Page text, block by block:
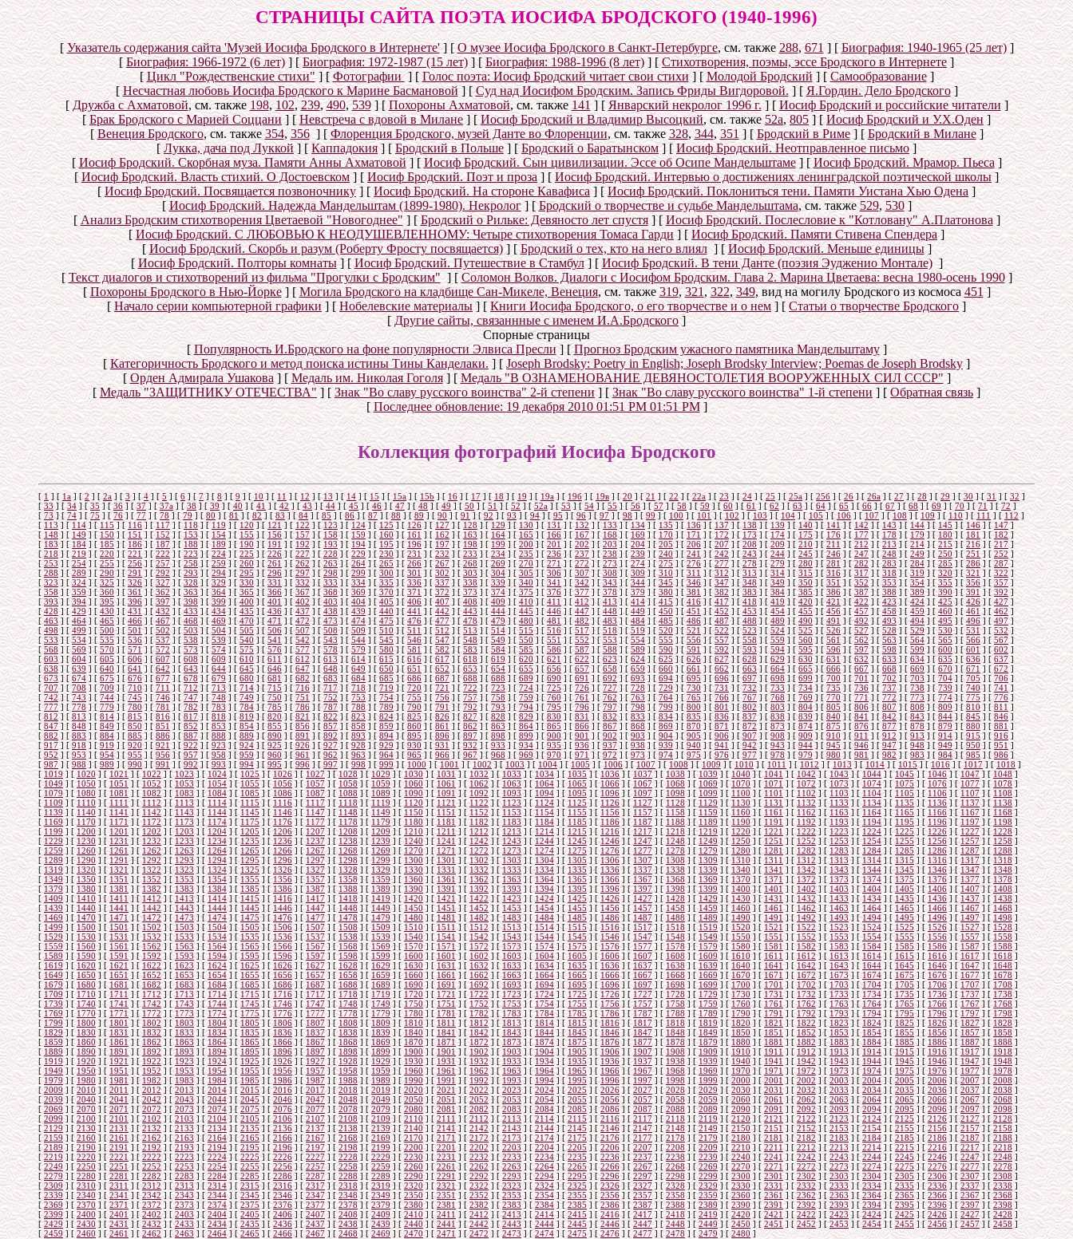
СТРАНИЦЫ САЙТА ПОЭТА ИОСИФА БРОДСКОГО (1940-1996)
[Указатель содержания сайта 'Музей Иосифа Бродского в Интернете'] [О музее Иосифа Бродского в Санкт-Петербурге, см. также288,671] [Биография: 1940-1965 (25 лет)]
[Биография: 1966-1972 (6 лет)] [Биография: 1972-1987 (15 лет)] [Биография: 1988-1996 (8 лет)] [Стихотворения, поэмы, эссе Бродского в Интернете]
[Цикл "Рождественские стихи" ] [Фотографии] [Голос поэта: Иосиф Бродский читает свои стихи] [Молодой Бродский] [ Самообразование]
[Несчастная любовь Иосифа Бродского к Марине Басмановой] [Суд над Иосифом Бродским. Запись Фриды Вигдоровой. ] [Я.Гордин. Дело Бродского]
[ Дружба с Ахматовой, см. также 198,102,239,490,539] [Похороны Ахматовой, см. также141] [ Январский некролог 1996 г.] [Иосиф Бродский и российские читатели]
[ Брак Бродского с Марией Соццани] [Невстреча с вдовой в Милане] [Иосиф Бродский и Владимир Высоцкий, см. также52а,805] [Иосиф Бродский и У.Х.Оден ]
[Венеция Бродского, см. также354, 356] [Флоренция Бродского, музей Данте во Флоренции, см. также328,344,351] [Бродский в Риме] [Бродский в Милане]
[Лукка, дача под Луккой] [Каппадокия] [Бродский в Польше] [Бродский о Баратынском] [Иосиф Бродский. Неотправленное письмо]
[Иосиф Бродский. Скорбная муза. Памяти Анны Ахматовой] [Иосиф Бродский. Сын цивилизации. Эссе об Осипе Мандельштаме] [Иосиф Бродский. Мрамор. Пьеса]
[Иосиф Бродский. Власть стихий. О Достоевском] [Иосиф Бродский. Поэт и проза] [Иосиф Бродский. Интервью о достижениях ленинградской поэтической школы]
[Иосиф Бродский. Посвящается позвоночнику ] [Иосиф Бродский. На стороне Кавафиса ] [Иосиф Бродский. Поклониться тени. Памяти Уистана Хью Одена ]
[Иосиф Бродский. Надежда Мандельштам (1899-1980). Некролог] [Бродский о творчестве и судьбе Мандельштама, см. также529,530]
[ Анализ Бродским стихотворения Цветаевой "Новогоднее"] [Бродский о Рильке: Девяносто лет спустя] [Иосиф Бродский. Послесловие к "Котловану" А.Платонова]
[ Иосиф Бродский. С ЛЮБОВЬЮ К НЕОДУШЕВЛЕННОМУ: Четыре стихотворения Томаса Гарди] [Иосиф Бродский. Памяти Стивена Спендера]
[Иосиф Бродский. Скорбь и разум (Роберту Фросту посвящается)] [Бродский о тех, кто на него влиял] [Иосиф Бродский. Меньше единицы]
[Иосиф Бродский. Полторы комнаты] [Иосиф Бродский. Путешествие в Стамбул] [ Иосиф Бродский. В тени Данте (поэзия Эудженио Монтале)]
[Текст диалогов и стихотворений из фильма "Прогулки с Бродским"] [ Соломон Волков. Диалоги с Иосифом Бродским. Глава 2. Марина Цветаева: весна 1980-осень 1990]
[Похороны Бродского в Нью-Йорке] [ Могила Бродского на кладбище Сан-Микеле, Венеция, см. также319, 321 , 322,349, вид на могилу Бродского из космоса451 ]
[Начало серии компьютерной графики] [ Нобелевские материалы] [Книги Иосифа Бродского, о его творчестве и о нем] [Статьи о творчестве Бродского]
[Другие сайты, связаннные с именем И.А.Бродского]
Спорные страницы
[ Популярность И.Бродского на фоне популярности Элвиса Пресли] [Прогноз Бродским ужасного памятника Мандельштаму]
[Категоричность Бродского и метод поиска истины Тины Канделаки.] [ Joseph Brodsky: Poetry in English; Joseph Brodsky Interview; Poemas de Joseph Brodsky]
[Орден Адмирала Ушакова ] [Медаль им. Николая Гоголя] [Медаль "В ОЗНАМЕНОВАНИЕ ДЕВЯНОСТОЛЕТИЯ ВООРУЖЕННЫХ СИЛ СССР"]
[Медаль "ЗАЩИТНИКУ ОТЕЧЕСТВА"] [Знак "Во славу русского воинства" 2-й степени] [Знак "Во славу русского воинства" 1-й степени ] [Обратная связь ]
[ Последнее обновление:19 декабря 2010 01:51 PM 01:51 PM]
Коллекция фотографий Иосифа Бродского
[1 ] [1а] [2] [2а ] [ 3] [4] [5 ] [ 6] [ 7] [ 8] [ 9] [10] [ 11 ] [ 12] [13 ] [ 14 ] [ 15] [15a ] [ 15b ] [16] [ 17] [18] [ 19 ] [19а ] [19б] [ 19в] [20 ] [21 ] [ 22] [22a ] [ 23] [24 ] [25 ] [ 25а] [ 25б ] [ 26 ] [26a] [ 27] [ 28] [29 ] [ 30 ] [31 ] [ 32]
[33] [34] [ 35] [36] [37] [37а] [38] [ 39] [40] [41] [42] [ 43] [44] [45] [ 46] [ 47 ] [48 ] [49] [50] [ 51] [ 52] [52а ] [53] [54] [ 55] [ 56] [57] [ 58 ] [59] [60] [61] [62 ] [63] [ 64] [65 ] [66 ] [67] [ 68] [69] [70 ] [71 ] [72]
[ 73] [74] [ 75 ] [ 76] [ 77 ] [78] [79 ] [ 80] [81] [ 82 ] [ 83] [84 ] [ 85 ] [86] [ 87] [88 ] [89] [ 90 ] [ 91 ] [92 ] [ 93] [94] [ 95 ] [96] [97 ] [ 98 ] [99] [ 100 ] [101 ] [102 ] [ 103] [104] [ 105] [106 ] [ 107 ] [108 ] [ 109] [110] [ 111 ] [112]
[113] [ 114] [ 115 ] [ 116] [117] [118] [119 ] [ 120] [ 121 ] [ 122 ] [ 123 ] [124 ] [125] [ 126] [127] [128] [ 129 ] [ 130 ] [ 131 ] [132] [133] [134 ] [ 135] [ 136] [ 137 ] [ 138 ] [139 ] [140] [ 141] [142] [143] [ 144] [ 145 ] [ 146] [147]
[ 148 ] [ 149] [150 ] [151 ] [152 ] [ 153] [ 154 ] [ 155 ] [156 ] [ 157 ] [ 158] [ 159] [160] [ 161 ] [ 162 ] [ 163 ] [ 164] [165 ] [166 ] [167] [ 168] [ 169 ] [ 170 ] [171 ] [ 172 ] [ 173] [ 174] [175] [ 176 ] [ 177 ] [ 178 ] [ 179] [180 ] [181 ] [182 ]
[ 183] [ 184 ] [ 185] [ 186] [ 187] [188 ] [189] [190 ] [ 191 ] [192 ] [193 ] [194 ] [ 195 ] [196] [ 197] [ 198] [ 199 ] [ 200] [201] [ 202] [203 ] [204] [205 ] [ 206 ] [207 ] [208 ] [209 ] [ 210 ] [211] [ 212] [213] [214 ] [ 215] [216] [ 217]
[218 ] [ 219] [ 220 ] [221] [ 222 ] [223 ] [ 224] [ 225 ] [226] [227 ] [228] [ 229] [ 230 ] [231] [ 232 ] [233 ] [ 234] [ 235 ] [236] [ 237 ] [238 ] [ 239] [ 240 ] [241] [242 ] [243 ] [ 244] [ 245 ] [246] [ 247 ] [248 ] [ 249] [ 250 ] [251] [ 252 ]
[253] [254] [255] [256] [ 257] [ 258 ] [259] [260] [261] [ 262] [263] [264 ] [265 ] [266 ] [267 ] [268] [269] [270 ] [271] [ 272] [ 273 ] [274] [275] [276] [ 277] [278] [279 ] [280 ] [281 ] [282 ] [283] [284] [285] [286] [ 287]
[ 288] [289 ] [290] [291] [ 292 ] [293] [294] [295 ] [ 296] [297] [298] [ 299 ] [300 ] [301] [ 302] [ 303] [304 ] [305] [306] [ 307 ] [308] [309] [310 ] [ 311 ] [312] [313] [ 314 ] [315 ] [316] [ 317] [ 318] [319 ] [320] [321] [ 322 ]
[ 323 ] [ 324 ] [ 325 ] [ 326 ] [327] [328 ] [329 ] [330] [ 331 ] [ 332 ] [333 ] [334 ] [ 335] [ 336] [337] [ 338 ] [ 339 ] [ 340 ] [ 341 ] [342] [343 ] [344] [345] [ 346] [ 347 ] [348 ] [349 ] [ 350] [ 351] [352] [ 353 ] [ 354 ] [ 355 ] [ 356 ] [357]
[ 358 ] [ 359] [360 ] [ 361] [362 ] [ 363 ] [364 ] [ 365 ] [366 ] [367 ] [368] [ 369 ] [ 370] [ 371 ] [ 372] [ 373 ] [ 374] [375 ] [ 376] [377] [ 378 ] [379 ] [ 380 ] [381 ] [382 ] [383] [ 384] [ 385] [ 386 ] [ 387] [ 388 ] [ 389] [390 ] [ 391] [392 ]
[393] [394 ] [ 395] [396] [ 397] [398] [ 399] [400] [ 401] [402 ] [403 ] [404] [405 ] [406] [407] [408] [409 ] [ 410] [411] [ 412] [413] [ 414] [415] [ 416] [417 ] [418 ] [419] [420 ] [421] [422 ] [423] [424 ] [ 425] [426] [ 427]
[428 ] [ 429] [ 430 ] [431 ] [ 432 ] [433 ] [ 434] [ 435 ] [436] [437 ] [ 438] [ 439] [ 440 ] [441] [ 442 ] [443 ] [ 444] [ 445 ] [446] [ 447 ] [448 ] [ 449] [ 450 ] [451] [452 ] [ 453 ] [ 454] [ 455 ] [456] [ 457 ] [458 ] [ 459] [ 460 ] [461 ] [ 462 ]
[ 463] [464] [465] [466] [ 467] [ 468 ] [469] [470] [471 ] [472] [473] [474 ] [ 475 ] [476 ] [477] [ 478] [479] [480] [481] [ 482] [ 483 ] [484] [485] [486 ] [487] [488] [489 ] [ 490 ] [491 ] [492] [ 493] [494] [495] [496] [ 497]
[ 498] [ 499 ] [500] [501] [ 502] [503] [504] [505 ] [ 506] [507 ] [508] [509] [510 ] [511] [ 512] [ 513] [ 514] [515] [516] [ 517] [518] [519] [520 ] [ 521 ] [522 ] [523] [524] [525 ] [526] [ 527] [ 528] [ 529 ] [530] [531] [ 532]
[ 533] [ 534 ] [ 535] [ 536 ] [ 537 ] [538 ] [539] [540 ] [ 541 ] [542 ] [543 ] [544 ] [ 545 ] [546] [ 547] [ 548] [ 549 ] [ 550] [ 551 ] [ 552 ] [553 ] [554] [555 ] [ 556] [557 ] [558 ] [559 ] [ 560 ] [561] [ 562] [ 563] [ 564 ] [ 565] [ 566 ] [ 567 ]
[ 568 ] [ 569] [570] [ 571] [572 ] [ 573] [574 ] [ 575 ] [576 ] [577 ] [578] [ 579 ] [580] [ 581 ] [ 582] [ 583 ] [ 584] [585] [ 586] [587 ] [ 588] [589 ] [ 590 ] [591 ] [592 ] [593] [ 594 ] [595] [ 596] [ 597] [ 598 ] [ 599] [600] [ 601] [602 ]
[603] [604 ] [605] [606] [607] [608] [ 609] [610] [ 611] [612 ] [613] [614] [615 ] [616] [617 ] [618] [619 ] [620] [621] [622] [623] [ 624] [625] [ 626] [627 ] [628] [629] [630 ] [631] [632 ] [633] [634 ] [635] [636] [637]
[638 ] [ 639 ] [ 640] [641 ] [642 ] [ 643 ] [644] [ 645] [ 646 ] [647 ] [ 648] [ 649] [ 650] [651 ] [652] [653 ] [ 654 ] [ 655] [656 ] [657 ] [ 658 ] [659] [ 660] [ 661 ] [662 ] [ 663] [ 664] [ 665] [666] [667] [668 ] [ 669 ] [ 670] [671 ] [672 ]
[673 ] [674 ] [ 675 ] [676] [ 677] [ 678 ] [679 ] [ 680] [681] [ 682] [683 ] [684 ] [ 685 ] [ 686 ] [687 ] [688 ] [688 ] [ 689 ] [690] [ 691 ] [ 692 ] [693 ] [ 694] [695] [ 696] [697] [698 ] [ 699 ] [ 700 ] [701 ] [702 ] [703 ] [ 704 ] [705] [ 706]
[ 707] [ 708] [709 ] [710] [ 711] [712] [ 713] [714 ] [ 715 ] [716 ] [717] [718] [719 ] [720] [721 ] [ 722] [ 723 ] [724 ] [725] [ 726] [727] [ 728] [729 ] [ 730 ] [731 ] [732] [733] [734 ] [735] [736 ] [ 737] [ 738] [739 ] [740] [ 741]
[ 742] [ 743 ] [744] [ 745 ] [ 746] [747 ] [748] [749 ] [ 750 ] [751 ] [752 ] [753 ] [ 754] [755] [ 756] [ 757] [ 758 ] [759] [ 760 ] [ 761] [762 ] [763] [764 ] [ 765 ] [766 ] [767 ] [768 ] [ 769 ] [770] [ 771] [ 772] [ 773 ] [774] [ 775 ] [ 776]
[777] [ 778] [779 ] [ 780] [781 ] [ 782] [783 ] [ 784] [785] [786 ] [787] [ 788 ] [789] [ 790 ] [791] [792 ] [ 793] [794 ] [ 795] [796 ] [ 797] [798 ] [ 799] [800] [801 ] [802] [ 803 ] [804] [ 805 ] [806] [807] [ 808] [809 ] [ 810] [811 ]
[812] [ 813 ] [814 ] [815 ] [816] [817] [ 818 ] [819 ] [ 820] [821 ] [ 822] [ 823] [824] [ 825 ] [ 826 ] [827] [ 828 ] [829 ] [830 ] [831 ] [832] [ 833 ] [834 ] [ 835] [836 ] [ 837] [ 838] [839] [ 840 ] [ 841 ] [842] [ 843 ] [844 ] [845 ] [846]
[ 847] [ 848] [ 849] [850 ] [ 851] [ 852 ] [853] [854] [855 ] [856 ] [ 857 ] [858] [ 859 ] [860 ] [861 ] [ 862] [ 863] [ 864] [865 ] [ 866] [ 867 ] [868] [869] [870 ] [871 ] [ 872 ] [873] [ 874 ] [875 ] [876] [ 877] [ 878] [ 879] [880 ] [ 881]
[882 ] [883] [ 884 ] [885] [ 886 ] [887 ] [888 ] [ 889] [890] [ 891] [892 ] [ 893] [ 894 ] [ 895] [896 ] [897 ] [898] [ 899 ] [900] [ 901 ] [902 ] [903 ] [ 904] [905] [ 906] [907] [ 908] [ 909 ] [ 910] [911 ] [912 ] [913] [ 914 ] [915] [ 916 ]
[917] [ 918] [919] [ 920] [ 921] [922] [ 923 ] [924] [925] [926 ] [927] [928 ] [929 ] [ 930] [931 ] [932] [ 933] [934] [ 935] [ 936] [937] [ 938 ] [939] [940] [941 ] [942] [943 ] [944 ] [ 945] [946 ] [947] [ 948] [949] [ 950] [ 951]
[ 952] [ 953 ] [954] [955 ] [ 956] [957] [958] [959 ] [ 960 ] [961 ] [ 962 ] [963 ] [964] [965] [ 966] [ 967] [ 968 ] [969] [970 ] [ 971] [972] [973] [974 ] [ 975 ] [976 ] [ 977 ] [978 ] [979] [980] [ 981] [ 982] [ 983 ] [984] [985 ] [ 986]
[987] [ 988 ] [ 989 ] [990 ] [991] [992] [993 ] [ 994] [ 995] [ 996 ] [ 997 ] [998 ] [999] [ 1000 ] [1001 ] [ 1002 ] [1003 ] [ 1004] [1005 ] [1006] [1007 ] [ 1008] [ 1009] [1010] [ 1011 ] [1012 ] [ 1013 ] [ 1014 ] [ 1015] [1016 ] [1017] [1018 ]
[ 1019 ] [ 1020] [ 1021] [ 1022 ] [1023 ] [1024 ] [1025 ] [1026] [1027] [1028 ] [ 1029 ] [ 1030] [1031] [ 1032 ] [ 1033 ] [ 1034] [1035 ] [1036 ] [1037] [1038] [1039] [ 1040] [ 1041 ] [1042] [ 1043 ] [ 1044 ] [ 1045] [1046 ] [ 1047 ] [1048 ]
[ 1049] [ 1050 ] [1051 ] [1052] [1053 ] [ 1054] [1055] [1056] [1057 ] [ 1058] [ 1059] [ 1060] [ 1061 ] [1062] [1063 ] [1064 ] [ 1065] [1066] [ 1067] [1068 ] [ 1069] [ 1070] [ 1071] [ 1072 ] [1073 ] [1074 ] [1075 ] [ 1076] [1077] [ 1078]
[1079] [ 1080] [ 1081 ] [1082] [1083 ] [1084] [ 1085] [1086] [1087] [ 1088 ] [ 1089 ] [1090] [ 1091 ] [ 1092 ] [1093] [ 1094 ] [1095 ] [1096] [1097] [1098] [ 1099 ] [ 1100] [1101] [ 1102 ] [ 1103 ] [1104] [ 1105 ] [1106 ] [1107] [ 1108 ]
[1109 ] [1110 ] [1111 ] [1112] [ 1113] [1114] [1115] [ 1116] [1117] [1118] [1119 ] [1120 ] [1121 ] [1122 ] [1123] [ 1124] [ 1125] [ 1126] [ 1127 ] [1128] [1129] [1130 ] [1131 ] [1132] [1133] [1134] [1135] [ 1136] [ 1137] [ 1138]
[ 1139] [ 1140] [1141] [1142 ] [1143 ] [ 1144] [1145] [ 1146] [1147 ] [1148] [1149] [1150 ] [ 1151 ] [1152] [1153] [1154 ] [ 1155] [1156] [ 1157] [1158 ] [1159] [ 1160 ] [1161] [ 1162] [ 1163] [1164] [1165 ] [ 1166] [1167] [ 1168]
[ 1169] [1170] [1171 ] [1172 ] [ 1173] [ 1174] [ 1175] [1176 ] [1177 ] [ 1178 ] [ 1179] [1180] [1181] [1182 ] [1183 ] [ 1184] [ 1185] [1186] [1187 ] [ 1188 ] [ 1189 ] [ 1190] [1191] [1192 ] [1193 ] [ 1194] [ 1195] [1196] [1197] [1198 ]
[ 1199 ] [1200] [ 1201 ] [1202 ] [1203 ] [1204 ] [ 1205 ] [1206] [ 1207] [1208 ] [ 1209] [ 1210 ] [1211] [ 1212 ] [1213 ] [ 1214] [1215 ] [ 1216] [1217] [ 1218] [1219 ] [ 1220] [ 1221 ] [ 1222] [ 1223 ] [1224 ] [ 1225] [1226 ] [ 1227] [1228 ]
[1229] [ 1230 ] [1231 ] [1232] [1233] [ 1234] [1235] [1236] [1237 ] [ 1238] [ 1239] [1240] [ 1241 ] [1242] [1243] [1244 ] [ 1245] [1246] [1247] [1248 ] [ 1249] [ 1250] [1251] [ 1252 ] [1253 ] [1254] [1255 ] [ 1256] [1257] [ 1258]
[1259] [ 1260 ] [ 1261 ] [1262] [1263 ] [1264] [ 1265] [ 1266] [1267] [ 1268 ] [ 1269 ] [1270] [ 1271 ] [ 1272 ] [ 1273] [ 1274 ] [1275 ] [1276] [ 1277] [1278] [ 1279 ] [ 1280 ] [1281] [ 1282 ] [ 1283 ] [ 1284] [ 1285 ] [ 1286 ] [1287 ] [ 1288 ]
[ 1289 ] [1290 ] [1291 ] [1292 ] [1293] [1294] [1295] [ 1296] [1297] [ 1298] [1299 ] [ 1300 ] [ 1301 ] [ 1302 ] [1303 ] [1304] [ 1305] [ 1306] [ 1307] [1308] [1309] [1310 ] [ 1311 ] [ 1312 ] [ 1313] [1314 ] [1315 ] [ 1316 ] [ 1317] [ 1318]
[ 1319] [ 1320 ] [1321] [1322 ] [1323 ] [ 1324] [1325] [1326] [1327 ] [1328] [ 1329] [1330] [ 1331 ] [1332 ] [1333] [1334 ] [1335] [1336] [1337] [1338 ] [1339] [ 1340] [1341] [ 1342] [1343 ] [1344] [1345 ] [1346] [1347] [ 1348]
[ 1349] [ 1350 ] [1351 ] [1352 ] [1353 ] [ 1354] [1355 ] [1356] [1357 ] [ 1358] [ 1359] [1360] [1361 ] [1362 ] [1363 ] [1364] [ 1365] [1366] [1367] [ 1368 ] [ 1369] [ 1370] [1371] [1372 ] [1373 ] [1374] [ 1375] [1376] [1377] [ 1378]
[ 1379] [1380] [ 1381 ] [1382 ] [1383 ] [1384 ] [1385 ] [1386] [ 1387] [1388 ] [ 1389] [ 1390] [1391] [ 1392 ] [1393 ] [1394] [1395 ] [1396] [1397] [ 1398] [1399] [ 1400] [ 1401 ] [1402] [ 1403 ] [1404 ] [1405] [1406 ] [ 1407] [1408]
[1409] [1410] [1411] [1412] [1413] [ 1414] [1415] [1416] [ 1417 ] [1418] [ 1419] [1420 ] [1421 ] [ 1422] [1423] [1424] [ 1425] [1426] [1427] [1428 ] [1429] [ 1430] [1431 ] [1432] [ 1433 ] [1434] [1435] [ 1436 ] [1437] [1438]
[ 1439] [1440 ] [ 1441 ] [1442] [1443] [ 1444] [ 1445] [1446] [1447 ] [ 1448 ] [ 1449] [ 1450] [ 1451 ] [ 1452 ] [ 1453 ] [1454] [ 1455 ] [ 1456] [ 1457] [1458 ] [ 1459 ] [ 1460] [ 1461] [ 1462 ] [ 1463 ] [ 1464 ] [ 1465 ] [ 1466 ] [ 1467 ] [ 1468]
[1469 ] [ 1470 ] [ 1471 ] [1472] [ 1473] [ 1474 ] [ 1475] [1476 ] [1477] [ 1478 ] [1479 ] [1480 ] [ 1481 ] [ 1482] [1483] [ 1484 ] [ 1485 ] [ 1486] [1487 ] [1488 ] [ 1489 ] [1490] [1491 ] [ 1492 ] [ 1493] [1494] [ 1495 ] [ 1496 ] [ 1497] [ 1498 ]
[ 1499] [ 1500 ] [1501] [1502 ] [1503 ] [ 1504] [1505] [1506] [1507 ] [1508] [ 1509 ] [ 1510] [ 1511 ] [1512 ] [1513 ] [ 1514 ] [1515] [1516] [1517] [1518] [1519] [ 1520] [1521] [ 1522] [1523 ] [1524] [ 1525 ] [1526] [ 1527] [ 1528 ]
[ 1529] [ 1530] [1531 ] [1532 ] [1533 ] [ 1534] [1535] [ 1536] [1537 ] [1538] [ 1539] [1540] [1541] [1542 ] [1543 ] [1544] [ 1545] [1546] [ 1547] [ 1548 ] [ 1549] [ 1550 ] [1551] [1552] [1553 ] [ 1554] [1555] [ 1556] [1557] [ 1558]
[1559 ] [1560] [ 1561 ] [1562] [1563] [1564 ] [1565] [1566] [ 1567] [1568 ] [ 1569] [1570 ] [1571] [ 1572 ] [1573] [ 1574] [1575 ] [1576] [1577] [ 1578] [1579] [ 1580] [ 1581 ] [1582] [ 1583 ] [1584] [ 1585] [1586 ] [ 1587] [1588 ]
[1589 ] [ 1590] [1591] [1592] [1593 ] [ 1594] [1595] [ 1596] [1597 ] [1598] [ 1599 ] [1600] [1601] [ 1602 ] [ 1603] [ 1604] [ 1605] [1606] [1607] [1608 ] [1609] [ 1610 ] [1611 ] [1612] [ 1613 ] [ 1614] [ 1615] [ 1616 ] [1617 ] [1618 ]
[ 1619 ] [1620 ] [ 1621 ] [1622 ] [1623] [1624] [1625] [ 1626] [1627] [ 1628] [ 1629] [ 1630] [ 1631 ] [ 1632 ] [ 1633 ] [1634] [1635 ] [1636] [ 1637] [1638] [ 1639] [ 1640 ] [1641 ] [ 1642 ] [1643 ] [ 1644] [1645 ] [1646] [1647 ] [ 1648]
[1649 ] [ 1650 ] [ 1651 ] [1652] [ 1653] [1654 ] [ 1655] [1656 ] [ 1657] [ 1658 ] [1659 ] [1660 ] [ 1661 ] [ 1662] [1663] [ 1664 ] [1665 ] [1666] [1667 ] [1668] [ 1669 ] [1670] [1671 ] [ 1672 ] [ 1673] [1674] [ 1675 ] [1676 ] [1677] [ 1678 ]
[1679] [1680 ] [1681 ] [1682] [1683] [1684] [1685] [1686] [1687] [1688] [ 1689 ] [1690] [ 1691 ] [1692 ] [1693] [1694] [ 1695] [ 1696] [1697] [ 1698] [1699] [ 1700] [1701] [ 1702] [1703 ] [1704] [1705 ] [ 1706] [ 1707] [ 1708]
[ 1709] [ 1710] [1711 ] [ 1712 ] [1713 ] [ 1714] [1715 ] [ 1716] [1717 ] [1718] [ 1719] [ 1720] [ 1721] [1722 ] [ 1723 ] [1724 ] [ 1725] [1726 ] [ 1727] [1728 ] [ 1729] [ 1730 ] [1731] [ 1732] [1733 ] [ 1734] [1735 ] [ 1736] [1737 ] [ 1738]
[1739] [1740] [ 1741 ] [1742 ] [ 1743] [ 1744 ] [1745] [1746 ] [1747 ] [ 1748] [ 1749] [1750] [1751] [ 1752 ] [ 1753] [ 1754] [1755 ] [1756] [1757 ] [1758 ] [ 1759] [ 1760] [1761] [1762 ] [1763 ] [ 1764] [ 1765] [1766] [1767 ] [1768 ]
[ 1769 ] [ 1770] [ 1771] [ 1772 ] [1773 ] [1774 ] [1775 ] [1776] [1777] [1778 ] [ 1779 ] [ 1780] [1781] [ 1782 ] [ 1783 ] [ 1784] [1785 ] [1786 ] [1787] [1788] [1789] [ 1790] [ 1791 ] [1792] [ 1793 ] [ 1794 ] [ 1795] [1796 ] [ 1797 ] [1798 ]
[ 1799] [ 1800 ] [1801 ] [1802] [1803 ] [ 1804] [1805] [1806] [1807 ] [ 1808] [ 1809] [ 1810] [ 1811 ] [1812] [1813 ] [1814 ] [ 1815] [1816] [ 1817] [1818 ] [ 1819] [ 1820] [ 1821] [ 1822 ] [1823 ] [1824 ] [1825 ] [ 1826] [1827] [ 1828]
[1829] [ 1830] [ 1831 ] [1832] [1833 ] [1834] [ 1835] [1836] [1837] [ 1838 ] [ 1839 ] [1840] [ 1841 ] [ 1842 ] [1843] [ 1844 ] [1845 ] [1846] [1847] [1848] [ 1849 ] [ 1850] [1851] [ 1852 ] [ 1853 ] [1854] [ 1855 ] [1856 ] [1857] [ 1858 ]
[1859 ] [1860 ] [1861 ] [1862] [ 1863] [1864] [1865] [ 1866] [1867] [1868] [1869 ] [1870 ] [1871 ] [1872 ] [1873] [ 1874] [ 1875] [ 1876] [ 1877 ] [1878] [1879] [1880 ] [1881 ] [1882] [1883] [1884] [1885] [ 1886] [ 1887] [ 1888]
[ 1889] [ 1890] [1891] [1892 ] [1893 ] [ 1894] [1895] [ 1896] [1897 ] [1898] [1899] [1900 ] [ 1901 ] [1902] [1903] [1904 ] [ 1905] [1906] [ 1907] [1908 ] [1909] [ 1910 ] [1911] [ 1912] [ 1913] [1914] [1915 ] [ 1916] [1917] [ 1918]
[ 1919] [1920] [1921 ] [1922 ] [ 1923] [ 1924] [ 1925] [1926 ] [1927 ] [ 1928 ] [ 1929] [1930] [1931] [1932 ] [1933 ] [ 1934] [ 1935] [1936] [1937 ] [ 1938 ] [ 1939 ] [ 1940] [1941] [1942 ] [1943 ] [ 1944] [ 1945] [1946] [1947] [1948 ]
[ 1949 ] [1950] [ 1951 ] [1952 ] [1953 ] [1954 ] [ 1955 ] [1956] [ 1957] [1958 ] [ 1959] [ 1960 ] [1961] [ 1962 ] [1963 ] [ 1964] [1965 ] [ 1966] [1967] [ 1968] [1969 ] [ 1970] [ 1971 ] [ 1972] [ 1973 ] [1974 ] [ 1975] [1976 ] [ 1977] [1978 ]
[1979] [ 1980 ] [1981 ] [1982] [1983] [ 1984] [1985] [1986] [1987 ] [ 1988] [ 1989] [1990] [ 1991 ] [1992] [1993] [1994 ] [ 1995] [1996] [1997] [1998 ] [ 1999] [ 2000] [2001] [ 2002 ] [2003 ] [2004] [2005 ] [ 2006] [2007] [2008]
[2009] [ 2010 ] [2011 ] [2012] [2013 ] [2014] [ 2015] [ 2016] [2017] [ 2018 ] [ 2019 ] [2020] [ 2021 ] [ 2022 ] [2023] [2024 ] [2025 ] [2026] [ 2027] [2028] [ 2029 ] [ 2030 ] [2031] [ 2032 ] [ 2033 ] [ 2034] [ 2035 ] [2036 ] [2037 ] [ 2038 ]
[ 2039 ] [2040 ] [2041 ] [2042 ] [2043] [2044] [2045] [ 2046] [2047] [ 2048] [2049 ] [ 2050 ] [2051 ] [2052 ] [2053 ] [2054] [2055] [2056] [ 2057] [2058] [2059] [2060 ] [ 2061 ] [ 2062 ] [ 2063] [2064 ] [2065 ] [ 2066 ] [ 2067] [ 2068]
[ 2069] [ 2070 ] [2071] [2072 ] [2073 ] [ 2074] [2075] [2076] [2077 ] [2078] [ 2079] [2080] [ 2081 ] [2082 ] [2083] [2084 ] [2085] [2086] [2087] [2088 ] [2089] [ 2090] [2091] [ 2092] [2093 ] [2094] [2095 ] [2096] [2097] [2098]
[ 2099] [ 2100 ] [2101 ] [2102 ] [2103 ] [ 2104] [2105 ] [2106] [2107 ] [ 2108] [ 2109] [2110] [2111 ] [2112 ] [2113 ] [2114] [ 2115] [2116] [2117] [2118 ] [ 2119] [ 2120] [2121] [2122 ] [2123 ] [2124] [2125] [2126] [2127] [2128]
[ 2129] [2130] [ 2131 ] [2132 ] [2133 ] [2134 ] [2135 ] [2136] [2137] [2138 ] [ 2139] [ 2140] [2141] [ 2142 ] [2143 ] [2144] [2145 ] [2146] [2147] [ 2148] [2149] [ 2150] [ 2151 ] [2152] [ 2153 ] [2154 ] [2155] [2156 ] [2157] [2158]
[2159] [2160] [2161] [2162] [2163] [ 2164] [2165] [2166] [ 2167 ] [2168] [2169] [2170 ] [2171 ] [2172] [2173] [2174] [ 2175] [2176] [2177] [2178 ] [2179] [ 2180] [2181 ] [2182] [ 2183 ] [2184] [2185] [ 2186 ] [2187] [2188]
[2189] [2190 ] [2191 ] [2192] [2193] [ 2194] [ 2195] [2196] [2197 ] [ 2198 ] [ 2199] [ 2200] [2201 ] [ 2202 ] [2203 ] [2204] [ 2205 ] [ 2206] [2207] [2208 ] [ 2209 ] [ 2210] [ 2211] [ 2212 ] [ 2213 ] [ 2214 ] [2215 ] [ 2216 ] [ 2217 ] [ 2218]
[2219 ] [2220 ] [ 2221 ] [2222] [ 2223] [2224 ] [ 2225] [2226 ] [2227] [ 2228 ] [2229 ] [2230 ] [ 2231 ] [ 2232] [2233] [ 2234 ] [ 2235 ] [ 2236] [2237 ] [2238 ] [ 2239 ] [2240] [2241 ] [ 2242 ] [ 2243] [2244] [ 2245 ] [ 2246 ] [ 2247] [2248 ]
[ 2249] [ 2250 ] [2251] [2252 ] [2253 ] [ 2254] [2255] [2256] [2257 ] [2258] [ 2259 ] [ 2260] [ 2261 ] [2262 ] [2263 ] [2264 ] [2265] [2266] [2267] [2268] [2269] [ 2270] [2271] [ 2272] [2273 ] [2274] [ 2275 ] [2276] [2277] [2278 ]
[ 2279] [ 2280] [2281 ] [2282 ] [2283 ] [ 2284] [2285] [2286] [2287 ] [2288] [ 2289] [2290] [2291] [2292 ] [2293 ] [2294] [ 2295] [2296] [ 2297] [2298 ] [2299] [ 2300 ] [2301] [2302] [2303 ] [2304] [2305] [ 2306] [2307] [ 2308]
[2309 ] [2310] [ 2311 ] [2312] [2313] [2314 ] [2315] [2316] [ 2317] [2318 ] [ 2319] [2320 ] [2321] [ 2322 ] [2323] [2324] [2325 ] [2326] [2327] [ 2328] [2329] [ 2330] [2331 ] [2332] [ 2333 ] [2334] [ 2335] [2336 ] [2337] [2338 ]
[2339 ] [ 2340] [2341] [2342] [2343 ] [ 2344] [2345] [ 2346] [2347 ] [2348] [ 2349 ] [2350] [2351] [2352 ] [2353] [2354] [ 2355] [2356] [2357] [2358 ] [2359] [ 2360 ] [2361 ] [2362] [ 2363 ] [ 2364] [ 2365] [ 2366 ] [2367 ] [2368 ]
[ 2369 ] [2370 ] [2371 ] [2372 ] [2373] [2374] [2375] [2376] [2377] [ 2378] [ 2379] [ 2380] [2381 ] [ 2382 ] [2383 ] [2384] [2385 ] [2386] [ 2387] [2388] [ 2389] [ 2390 ] [2391 ] [ 2392 ] [2393 ] [ 2394] [2395 ] [2396] [2397 ] [ 2398]
[2399 ] [2400 ] [ 2401 ] [2402] [ 2403] [2404 ] [ 2405] [2406 ] [ 2407] [ 2408 ] [2409 ] [2410 ] [ 2411 ] [ 2412] [2413] [ 2414 ] [2415 ] [2416] [2417 ] [2418] [ 2419 ] [2420] [2421 ] [ 2422 ] [ 2423] [2424] [ 2425 ] [2426 ] [2427] [2428 ]
[2429] [2430 ] [2431 ] [2432] [2433] [2434] [2435] [2436] [2437] [2438] [ 2439 ] [2440] [2441 ] [2442 ] [2443] [2444] [2445] [2446] [2447] [2448] [2449] [ 2450] [2451] [ 2452] [2453 ] [2454] [2455 ] [ 2456] [ 2457] [2458]
[ 2459] [ 2460] [2461 ] [ 2462 ] [2463 ] [ 2464] [2465 ] [2466] [2467 ] [2468] [ 2469] [ 2470] [ 2471] [2472 ] [ 2473 ] [2474 ] [ 2475] [2476 ] [ 2477] [2478 ] [2479] [ 2480 ]